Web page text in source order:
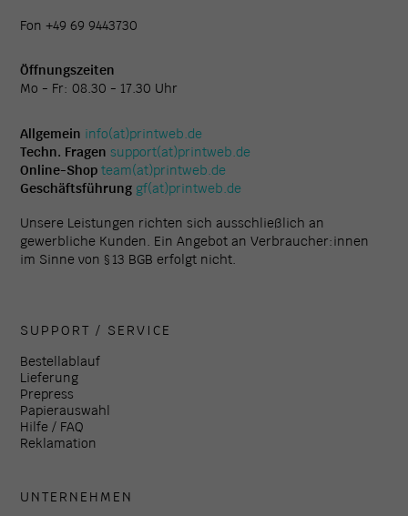
Fon +49 69 9443730
Öffnungszeiten
Mo - Fr: 08.30 - 17.30 Uhr
Allgemein info(at)printweb.de
Techn. Fragen support(at)printweb.de
Online-Shop team(at)printweb.de
Geschäftsführung gf(at)printweb.de
Unsere Leistungen richten sich ausschließlich an
gewerbliche Kunden. Ein Angebot an Verbraucher:innen
im Sinne von § 13 BGB erfolgt nicht.
SUPPORT / SERVICE
Bestellablauf
Lieferung
Prepress
Papierauswahl
Hilfe / FAQ
Reklamation
UNTERNEHMEN